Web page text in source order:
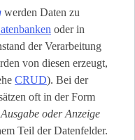
werden Daten zu
oder in
der Verarbeitung
von diesen erzeugt,
CRUD). Bei der
oft in der Form
Ausgabe oder Anzeige
Teil der Datenfelder.